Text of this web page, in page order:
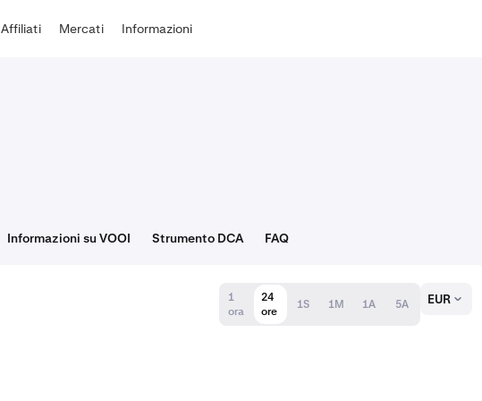
Affiliati Mercati Informazioni
Informazioni su VOOI Strumento DCA FAQ
1
ora
24
ore
1S 1M 1A 5A EUR